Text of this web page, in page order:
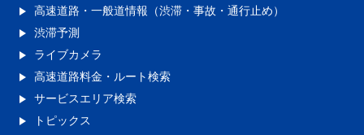
高速道路・一般道情報（渋滞・事故・通行止め）
渋滞予測
ライブカメラ
高速道路料金・ルート検索
サービスエリア検索
トピックス